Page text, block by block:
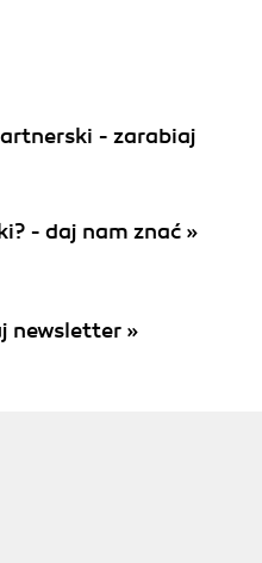
- zarabiaj
- daj nam znać »
newsletter »